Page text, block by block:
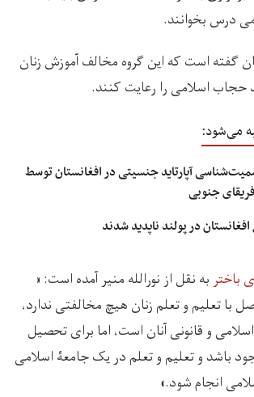
درس بخوانند.
گفته است که این گروه مخالف آموزش زنان
حجاب اسلامی را رعایت کنند.
می‌شود:
آپارتاید جنسیتی در افغانستان توسط
جنوبی
در پولند ناپدید شدند
باختربه نقل از نورالله منیر آمده است: «
با تعلیم و تعلم زنان هیچ مخالفتی ندارد،
و قانونی آنان است، اما برای تحصیل
باشد و تعلیم و تعلم در یک جامعۀ اسلامی
انجام شود.»